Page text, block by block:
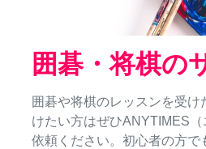
囲碁・将棋の
囲碁や将棋のレッスンを受け
けたい方はぜひANYTIMES
依頼ください。初心者の方で